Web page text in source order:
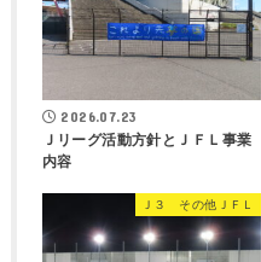
2026.07.23
Ｊリーグ活動方針とＪＦＬ事業
内容
Ｊ３ その他ＪＦＬ